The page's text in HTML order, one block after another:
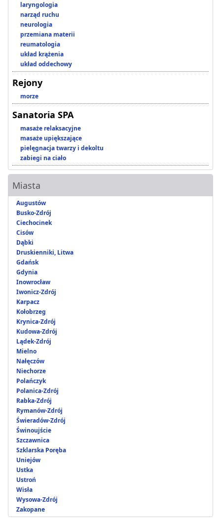
laryngologia
narząd ruchu
neurologia
przemiana materii
reumatologia
układ krążenia
układ oddechowy
Rejony
morze
Sanatoria SPA
masaże relaksacyjne
masaże upiększające
pielęgnacja twarzy i dekoltu
zabiegi na ciało
Miasta
Augustów
Busko-Zdrój
Ciechocinek
Cisów
Dąbki
Druskienniki, Litwa
Gdańsk
Gdynia
Inowrocław
Iwonicz-Zdrój
Karpacz
Kołobrzeg
Krynica-Zdrój
Kudowa-Zdrój
Lądek-Zdrój
Mielno
Nałęczów
Niechorze
Polańczyk
Polanica-Zdrój
Rabka-Zdrój
Rymanów-Zdrój
Świeradów-Zdrój
Świnoujście
Szczawnica
Szklarska Poręba
Uniejów
Ustka
Ustroń
Wisła
Wysowa-Zdrój
Zakopane